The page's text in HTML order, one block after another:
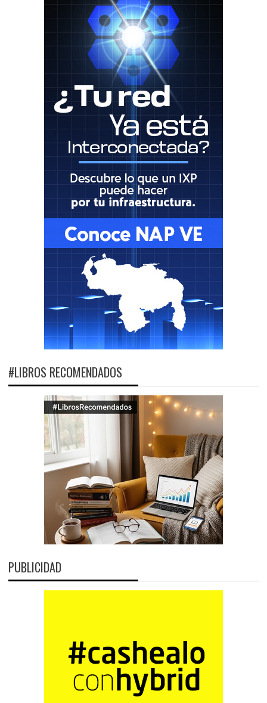
#LIBROS RECOMENDADOS
PUBLICIDAD